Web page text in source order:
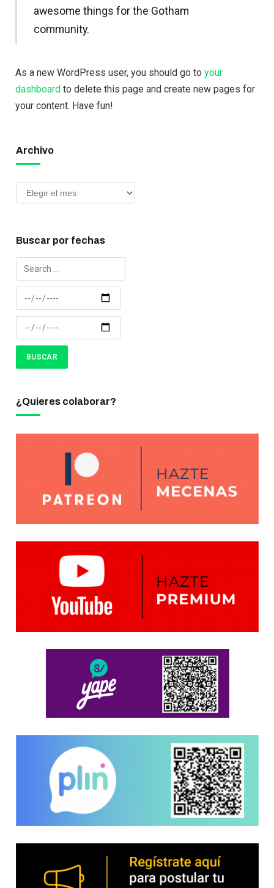
awesome things for the Gotham
community.
As a new WordPress user, you should go to your
dashboard to delete this page and create new pages for
your content. Have fun!
Archivo
Buscar por fechas
¿Quieres colaborar?